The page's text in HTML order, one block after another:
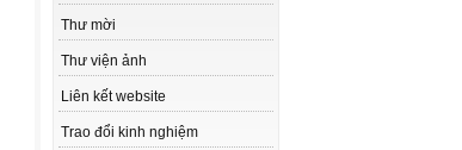
Thư mời
Thư viện ảnh
Liên kết website
Trao đổi kinh nghiệm